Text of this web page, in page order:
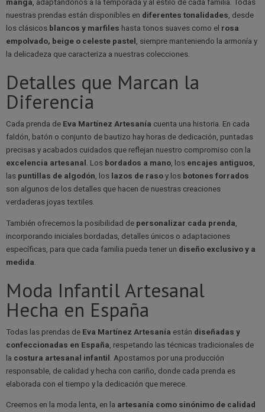
nuestras prendas están disponibles en diferentes tonalidades , desde
los clásicos blancos y marfiles hasta tonos suaves como el rosa
empolvado, beige o celeste pastel , siempre manteniendo la armonía y
la delicadeza que caracteriza a nuestras colecciones.
Detalles que Marcan la
Diferencia
Cada prenda de Eva Martínez Artesanía cuenta una historia. En cada
faldón, batón o conjunto de bautizo hay horas de dedicación, puntadas
precisas y acabados cuidados que reflejan nuestro compromiso con la
excelencia artesanal . Los bordados a mano , los encajes antiguos
las puntillas de algodón , los lazos de rasoy los botones forrados
son algunos de los detalles que hacen de nuestras creaciones
verdaderas joyas textiles.
También ofrecemos la posibilidad de personalizar cada prenda
incorporando iniciales bordadas, detalles únicos o adaptaciones
específicas, para que cada familia pueda tener un diseño exclusivo y a
medida
Moda Infantil Artesanal
Hecha en España
Todas las prendas de Eva Martínez Artesanía están diseñadas y
confeccionadas en España , respetando las técnicas tradicionales de
la costura artesanal infantil . Apostamos por una producción
responsable, de calidad y hecha con cariño, donde cada prenda es
elaborada con el tiempo y la dedicación que merece.
Creemos en la moda lenta, en la artesanía como sinónimo de calidad